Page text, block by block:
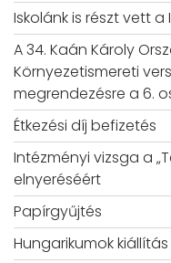
Iskolánk is részt vett a
A 34. Kaán Károly
Környezetismereti
megrendezésre a 6.
Étkezési díj befizetés
Intézményi vizsga a
elnyeréséért
Papírgyűjtés
Hungarikumok kiállítás